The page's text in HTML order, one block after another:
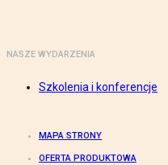
NASZE WYDARZENIA
Szkolenia i konferencje
MAPA STRONY
OFERTA PRODUKTOWA